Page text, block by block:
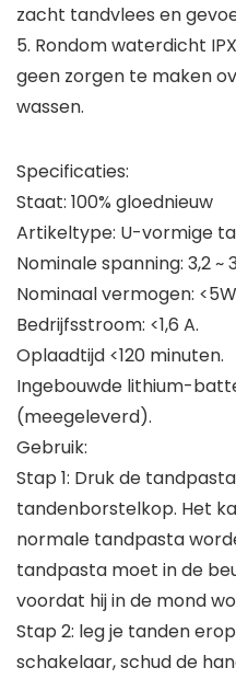
zacht tandvlees en
5. Rondom waterdicht
geen zorgen te maken
wassen.
Specificaties:
Staat: 100% gloednieuw
Artikeltype: U-vormige
Nominale spanning: 3,2 ~
Nominaal vermogen: <5W
Bedrijfsstroom: <1,6 A.
Oplaadtijd <120 minuten.
Ingebouwde lithium-
(meegeleverd).
Gebruik:
Stap 1: Druk de
tandenborstelkop. Het
normale tandpasta
tandpasta moet in de
voordat hij in de mond
Stap 2: leg je tanden
schakelaar, schud de